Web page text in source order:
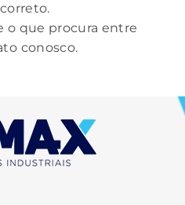
o que procura entre
conosco.